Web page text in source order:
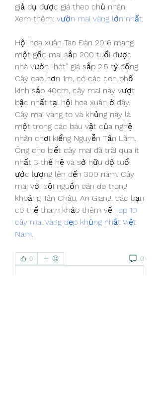
giả dụ được giá theo chủ nhân.
Xem thêm: vườn mai vàng lớn nhất.
Hội hoa xuân Tao Đàn 2016 mang
một gốc mai sắp 200 tuổi được
nhà vườn “hét” giá sắp 2.5 tỷ đồng.
Cây cao hơn 1m, có các con phố
kính sắp 40cm, cây mai này vượt
bậc nhất tại hội hoa xuân ở đây.
Cây mai vàng to và khủng này là
một trong các báu vật của nghệ
nhân chơi kiểng Nguyễn Tấn Lãm.
Ông cho biết cây mai đã trãi qua ít
nhất 3 thế hệ và sở hữu độ tuổi
ước lượng lên đến 300 năm. Cây
mai với cội nguồn căn do trong
khoảng Tân Châu, An Giang. các bạn
có thể tham khảo thêm về Top 10
cây mai vàng đẹp khủng nhất Việt
Nam.
0 0